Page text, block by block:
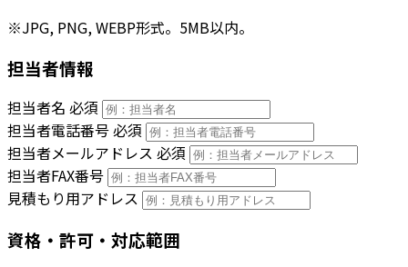
※JPG, PNG, WEBP形式。5MB以内。
担当者情報
担当者名 必須
担当者電話番号必須
担当者メールアドレス 必須
担当者FAX番号
見積もり用アドレス
資格・許可・対応範囲